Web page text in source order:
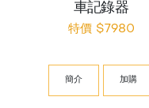
車記錄器
特價 $7980
簡介 加購